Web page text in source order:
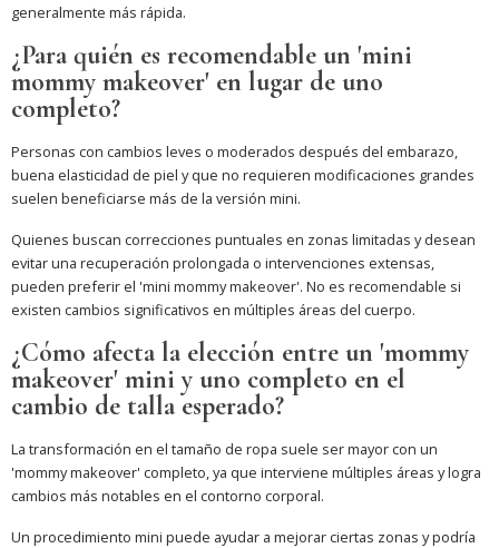
generalmente más rápida.
¿Para quién es recomendable un 'mini
mommy makeover' en lugar de uno
completo?
Personas con cambios leves o moderados después del embarazo,
buena elasticidad de piel y que no requieren modificaciones grandes
suelen beneficiarse más de la versión mini.
Quienes buscan correcciones puntuales en zonas limitadas y desean
evitar una recuperación prolongada o intervenciones extensas,
pueden preferir el 'mini mommy makeover'. No es recomendable si
existen cambios significativos en múltiples áreas del cuerpo.
¿Cómo afecta la elección entre un 'mommy
makeover' mini y uno completo en el
cambio de talla esperado?
La transformación en el tamaño de ropa suele ser mayor con un
'mommy makeover' completo, ya que interviene múltiples áreas y logra
cambios más notables en el contorno corporal.
Un procedimiento mini puede ayudar a mejorar ciertas zonas y podría